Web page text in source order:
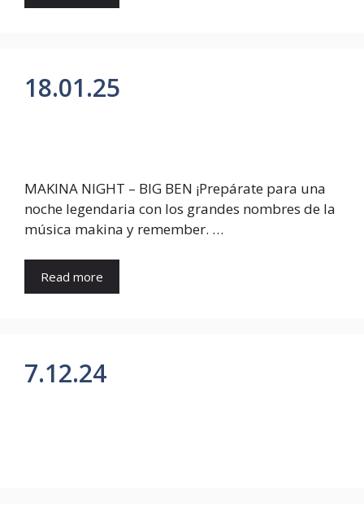
18.01.25
MAKINA NIGHT – BIG BEN ¡Prepárate para una
noche legendaria con los grandes nombres de la
música makina y remember. …
Read more
7.12.24